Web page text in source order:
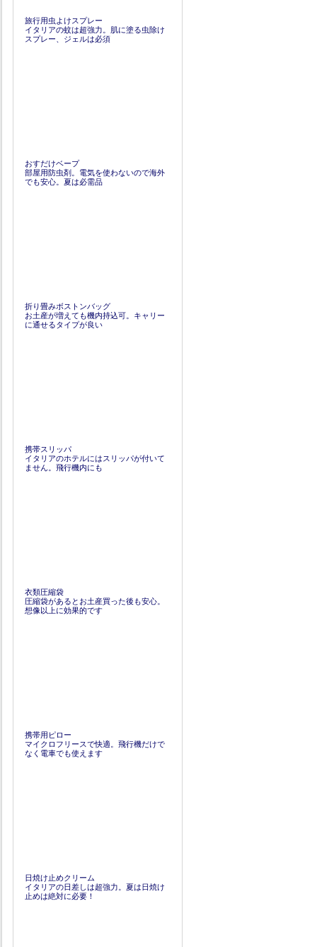
旅行用虫よけスプレー
イタリアの蚊は超強力。肌に塗る虫除け
スプレー、ジェルは必須
おすだけベープ
部屋用防虫剤。電気を使わないので海外
でも安心。夏は必需品
折り畳みボストンバッグ
お土産が増えても機内持込可。キャリー
に通せるタイプが良い
携帯スリッパ
イタリアのホテルにはスリッパが付いて
ません。飛行機内にも
衣類圧縮袋
圧縮袋があるとお土産買った後も安心。
想像以上に効果的です
携帯用ピロー
マイクロフリースで快適。飛行機だけで
なく電車でも使えます
日焼け止めクリーム
イタリアの日差しは超強力。夏は日焼け
止めは絶対に必要！